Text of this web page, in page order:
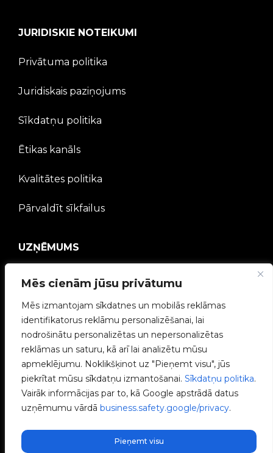
Mēs cienām jūsu privātumu
Mēs izmantojam sīkdatnes un mobilās reklāmas
identifikatorus reklāmu personalizēšanai, lai
nodrošinātu personalizētas un nepersonalizētas
reklāmas un saturu, kā arī lai analizētu mūsu
apmeklējumu. Noklikšķinot uz "Pieņemt visu", jūs
piekrītat mūsu sīkdatņu izmantošanai. Sīkdatņu politika.
Vairāk informācijas par to, kā Google apstrādā datus
uzņēmumu vārdā business.safety.google/privacy.
Pieņemt visu
JURIDISKIE NOTEIKUMI
Privātuma politika
Juridiskais paziņojums
Sīkdatņu politika
Ētikas kanāls
Kvalitātes politika
Pārvaldīt sīkfailus
UZŅĒMUMS
V2C kopiena
Strādā ar mums
e-Chargers
V2C Power
V2C Cloud